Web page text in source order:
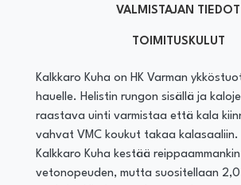
VALMISTAJAN TIEDOT
TOIMITUSKULUT
Kalkkaro Kuha on HK Varman
hauelle. Helistin rungon sisällä ja
raastava uinti varmistaa että kala
vahvat VMC koukut takaa kalasaaliin.
Kalkkaro Kuha kestää reippaammankin
vetonopeuden, mutta suositellaan